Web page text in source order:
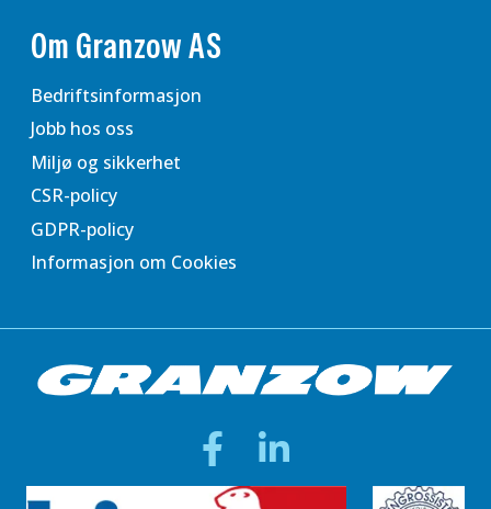
Om Granzow AS
Bedriftsinformasjon
Jobb hos oss
Miljø og sikkerhet
CSR-policy
GDPR-policy
Informasjon om Cookies
FacebookLinkedIn